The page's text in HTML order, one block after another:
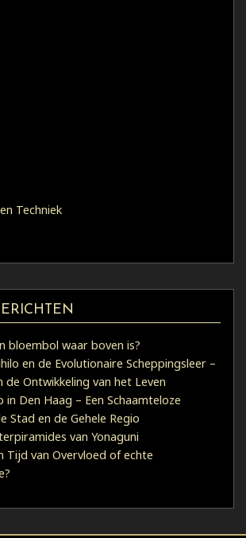
Techniek
bloembol waar boven is?
en de Evolutionaire Scheppingsleer –
de Ontwikkeling van het Leven
in Den Haag – Een Schaamteloze
Stad en de Gehele Regio
van Yonaguni
Tijd van Overvloed of echte